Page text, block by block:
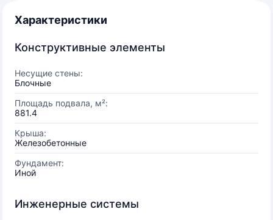
Характеристики
Конструктивные элементы
Несущие стены:
Блочные
Площадь подвала, м²:
881.4
Крыша:
Железобетонные
Фундамент:
Иной
Инженерные системы